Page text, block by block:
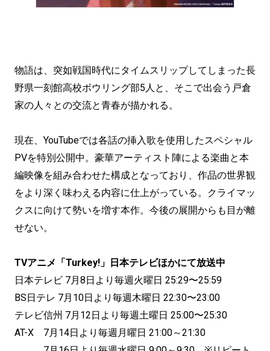
物語は、突如戦国時代にタイムスリップしてしまった長
野県一刻館高校ボウリング部5人と、そこで出会う戸倉
家の人々との交流と青春が描かれる。
現在、YouTubeでは各話の挿入歌を使用したスペシャル
PVを特別公開中。豪華アーティスト陣による楽曲と本
編映像を組み合わせた構成となっており、作品の世界観
をより深く味わえる内容に仕上がっている。クライマッ
クスに向けて勢いを増す本作。今後の展開からも目が離
せない。
TVアニメ「Turkey!」日本テレビほかにて放送中
日本テレビ 7月8日より毎週火曜日 25:29〜25:59
BS日テレ 7月10日より毎週木曜日 22:30〜23:00
テレビ信州 7月12日より毎週土曜日 25:00〜25:30
AT-X 7月14日より毎週月曜日 21:00～21:30